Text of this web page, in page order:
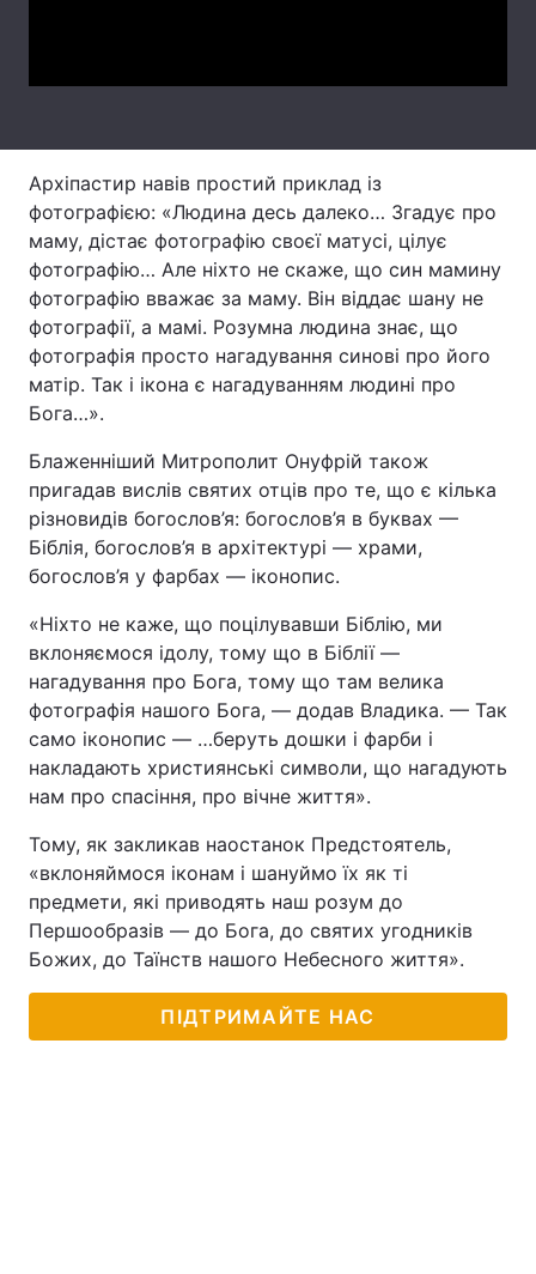
Тема оформлення
Архіпастир навів простий приклад із
фотографією: «Людина десь далеко… Згадує про
маму, дістає фотографію своєї матусі, цілує
фотографію… Але ніхто не скаже, що син мамину
фотографію вважає за маму. Він віддає шану не
фотографії, а мамі. Розумна людина знає, що
фотографія просто нагадування синові про його
матір. Так і ікона є нагадуванням людині про
Бога…».
Блаженніший Митрополит Онуфрій також
пригадав вислів святих отців про те, що є кілька
різновидів богослов’я: богослов’я в буквах —
Біблія, богослов’я в архітектурі — храми,
богослов’я у фарбах — іконопис.
«Ніхто не каже, що поцілувавши Біблію, ми
вклоняємося ідолу, тому що в Біблії —
нагадування про Бога, тому що там велика
фотографія нашого Бога, — додав Владика. — Так
само іконопис — …беруть дошки і фарби і
накладають християнські символи, що нагадують
нам про спасіння, про вічне життя».
Тому, як закликав наостанок Предстоятель,
«вклоняймося іконам і шануймо їх як ті
предмети, які приводять наш розум до
Першообразів — до Бога, до святих угодників
Божих, до Таїнств нашого Небесного життя».
ПІДТРИМАЙТЕ НАС